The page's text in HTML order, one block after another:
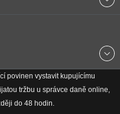
povinen vystavit kupujícímu
tržbu u správce daně online,
do 48 hodin.